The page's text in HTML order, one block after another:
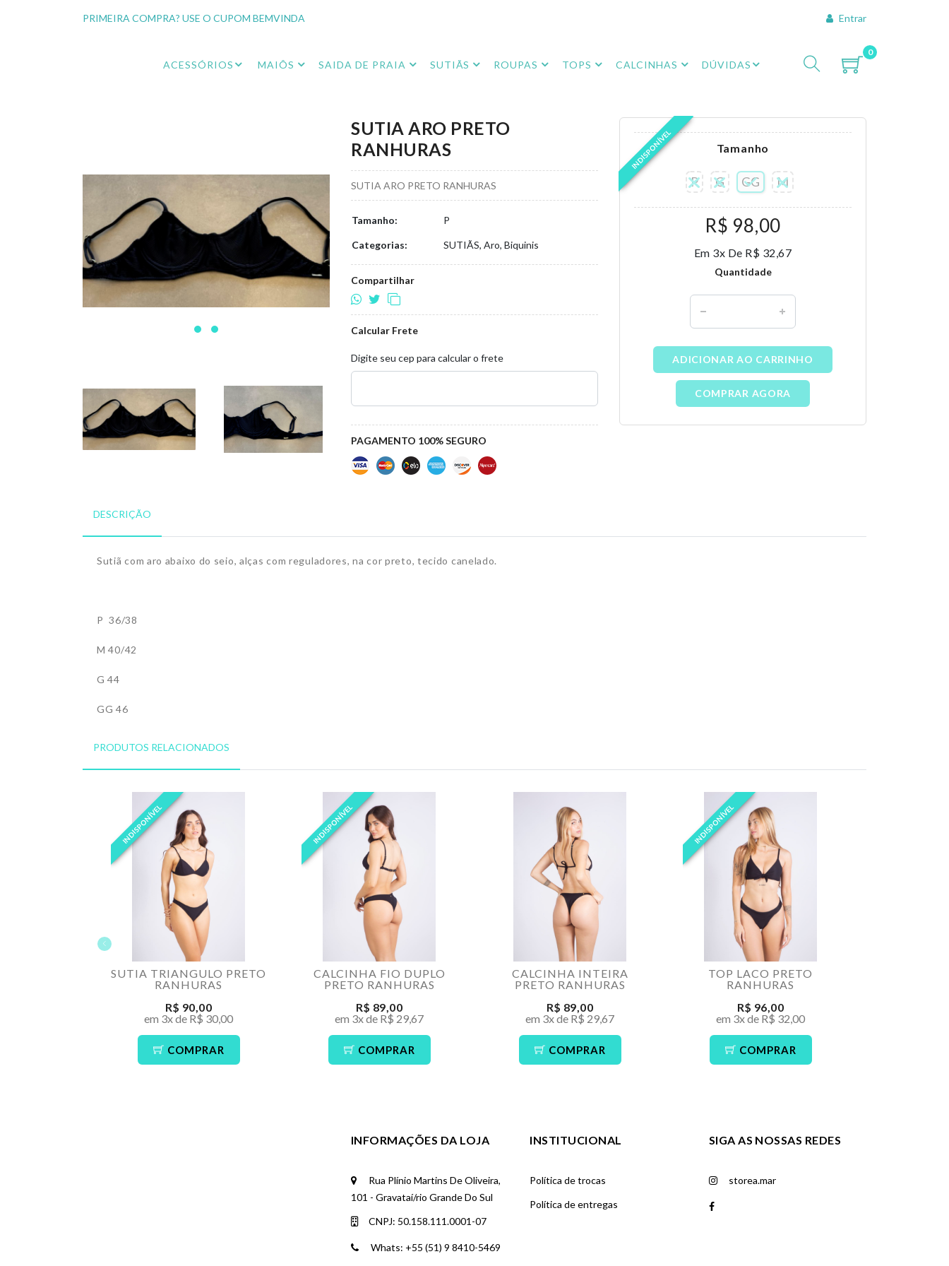
PRIMEIRA COMPRA? USE O CUPOM BEMVINDA Entrar
ACESSÓRIOS MAIÔS SAIDA DE PRAIA SUTIÃS ROUPAS TOPS CALCINHAS DÚVIDAS
0
SUTIA ARO PRETO
RANHURAS
SUTIA ARO PRETO RANHURAS
Tamanho: P
Categorias: SUTIÃS, Aro, Biquinis
Compartilhar
Calcular Frete
Digite seu cep para calcular o frete
PAGAMENTO 100% SEGURO
INDISPONÍVEL Tamanho
P G GG M
R$ 98,00
Em 3x De R$ 32,67
Quantidade
ADICIONAR AO CARRINHO
COMPRAR AGORA
DESCRIÇÃO
Sutiã com aro abaixo do seio, alças com reguladores, na cor preto, tecido canelado.
P 36/38
M 40/42
G 44
GG 46
PRODUTOS RELACIONADOS
INDISPONÍVEL
SUTIA TRIANGULO PRETO
RANHURAS
R$ 90,00
em 3x de R$ 30,00
COMPRAR
INDISPONÍVEL
CALCINHA FIO DUPLO
PRETO RANHURAS
R$ 89,00
em 3x de R$ 29,67
COMPRAR
CALCINHA INTEIRA
PRETO RANHURAS
R$ 89,00
em 3x de R$ 29,67
COMPRAR
INDISPONÍVEL
TOP LACO PRETO
RANHURAS
R$ 96,00
em 3x de R$ 32,00
COMPRAR
INFORMAÇÕES DA LOJA
Rua Plínio Martins De Oliveira,
101 - Gravataí/rio Grande Do Sul
CNPJ: 50.158.111.0001-07
Whats: +55 (51) 9 8410-5469
INSTITUCIONAL
Política de trocas
Política de entregas
SIGA AS NOSSAS REDES
storea.mar